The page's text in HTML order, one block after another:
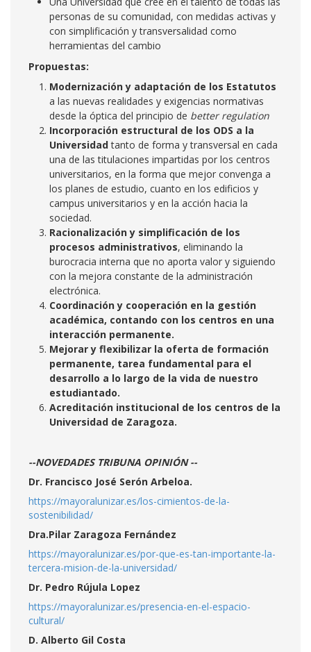
personas de su comunidad, con medidas activas y
con simplificación y transversalidad como
herramientas del cambio
Propuestas:
Modernización y adaptación de los Estatutos
a las nuevas realidades y exigencias normativas
desde la óptica del principio de better regulation
Incorporación estructural de los ODS a la
Universidadtanto de forma y transversal en cada
una de las titulaciones impartidas por los centros
universitarios, en la forma que mejor convenga a
los planes de estudio, cuanto en los edificios y
campus universitarios y en la acción hacia la
sociedad.
Racionalización y simplificación de los
procesos administrativos, eliminando la
burocracia interna que no aporta valor y siguiendo
con la mejora constante de la administración
electrónica.
Coordinación y cooperación en la gestión
académica, contando con los centros en una
interacción permanente.
Mejorar y flexibilizar la oferta de formación
permanente, tarea fundamental para el
desarrollo a lo largo de la vida de nuestro
estudiantado.
Acreditación institucional de los centros de la
Universidad de Zaragoza.
--NOVEDADES TRIBUNA OPINIÓN --
Dr. Francisco José Serón Arbeloa.
https://mayoralunizar.es/los-cimientos-de-la-
sostenibilidad/
Dra.Pilar Zaragoza Fernández
https://mayoralunizar.es/por-que-es-tan-importante-la-
tercera-mision-de-la-universidad/
Dr. Pedro Rújula Lopez
https://mayoralunizar.es/presencia-en-el-espacio-
cultural/
D. Alberto Gil Costa